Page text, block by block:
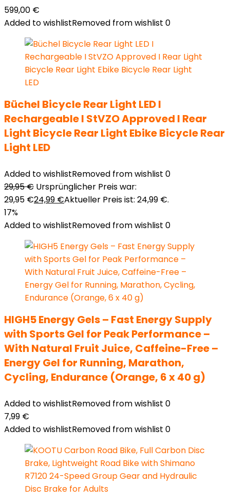
599,00 €
Added to wishlistRemoved from wishlist 0
Büchel Bicycle Rear Light LED I
Rechargeable I StVZO Approved I Rear
Light Bicycle Rear Light Ebike Bicycle Rear
Light LED
Added to wishlistRemoved from wishlist 0
29,95€ Ursprünglicher Preis war:
29,95 €24,99 €Aktueller Preis ist: 24,99 €.
17%
Added to wishlistRemoved from wishlist 0
HIGH5 Energy Gels – Fast Energy Supply
with Sports Gel for Peak Performance –
With Natural Fruit Juice, Caffeine-Free –
Energy Gel for Running, Marathon,
Cycling, Endurance (Orange, 6 x 40 g)
Added to wishlistRemoved from wishlist 0
7,99 €
Added to wishlistRemoved from wishlist 0